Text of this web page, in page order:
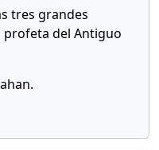
tres grandes
del Antiguo